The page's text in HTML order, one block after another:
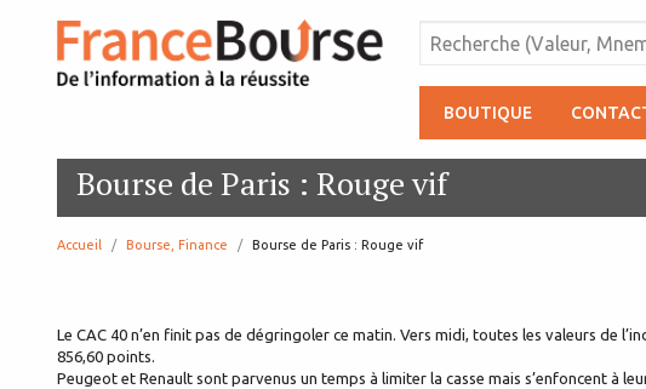
BOUTIQUE
Bourse de Paris : Rouge vif
Accueil Bourse, Finance page:
Bourse de Paris : Rouge vif
Le CAC 40 n’en finit pas de dégringoler ce matin. Vers midi, toutes les valeurs de
856,60 points.
Peugeot et Renault sont parvenus un temps à limiter la casse mais s’enfoncent à